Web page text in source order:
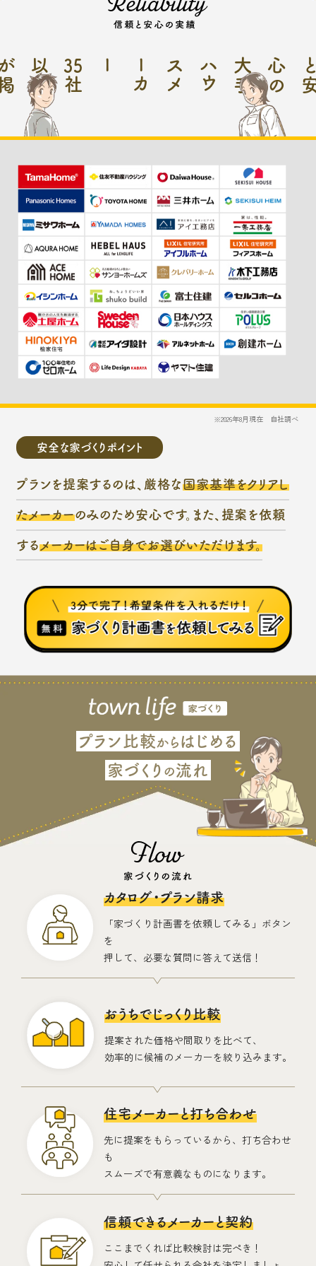
心
の
大手
ハ
ウ
ス
メ
ー
カ
ー
35
社
以 上
が 掲
※2026年8月現在 自社調べ
安全な家づくりポイント
プランを提案するのは、厳格な国家基準をクリアし
たメーカーのみのため安心です。また、提案を依頼
するメーカーはご自身でお選びいただけます。
プラン比較から はじめる
家づくり の流れ
カタログ・プラン請求
「家づくり計画書を依頼してみる」ボタン
を
押して、必要な質問に答えて送信！
おうちでじっくり比較
提案された価格や間取りを比べて、
効率的に候補のメーカーを絞り込みます。
住宅メーカーと打ち合わせ
先に提案をもらっているから、打ち合わせ
も
スムーズで有意義なものになります。
信頼できるメーカーと契約
ここまでくれば比較検討は完ぺき！